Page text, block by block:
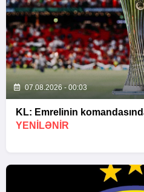
07.08.2026 - 00:03
KL: Emrelinin
YENİLƏNİR